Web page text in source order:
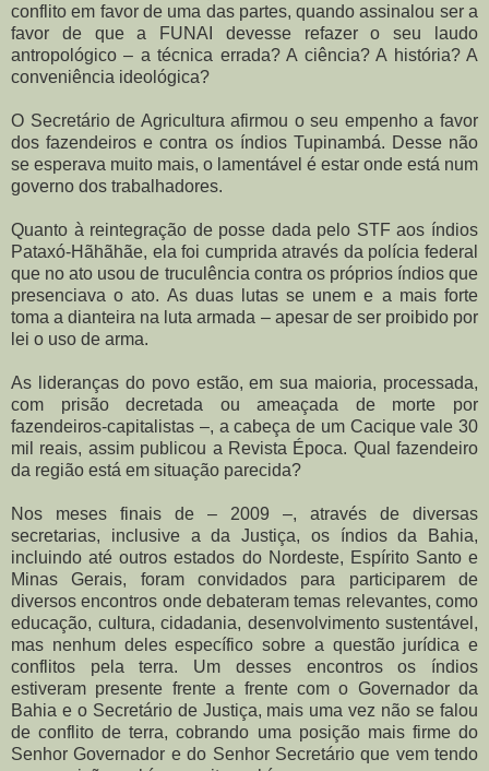
conflito em favor de uma das partes, quando assinalou ser a
favor de que a FUNAI devesse refazer o seu laudo
antropológico – a técnica errada? A ciência? A história? A
conveniência ideológica?
O Secretário de Agricultura afirmou o seu empenho a favor
dos fazendeiros e contra os índios Tupinambá. Desse não
se esperava muito mais, o lamentável é estar onde está num
governo dos trabalhadores.
Quanto à reintegração de posse dada pelo STF aos índios
Pataxó-Hãhãhãe, ela foi cumprida através da polícia federal
que no ato usou de truculência contra os próprios índios que
presenciava o ato. As duas lutas se unem e a mais forte
toma a dianteira na luta armada – apesar de ser proibido por
lei o uso de arma.
As lideranças do povo estão, em sua maioria, processada,
com prisão decretada ou ameaçada de morte por
fazendeiros-capitalistas –, a cabeça de um Cacique vale 30
mil reais, assim publicou a Revista Época. Qual fazendeiro
da região está em situação parecida?
Nos meses finais de – 2009 –, através de diversas
secretarias, inclusive a da Justiça, os índios da Bahia,
incluindo até outros estados do Nordeste, Espírito Santo e
Minas Gerais, foram convidados para participarem de
diversos encontros onde debateram temas relevantes, como
educação, cultura, cidadania, desenvolvimento sustentável,
mas nenhum deles específico sobre a questão jurídica e
conflitos pela terra. Um desses encontros os índios
estiveram presente frente a frente com o Governador da
Bahia e o Secretário de Justiça, mais uma vez não se falou
de conflito de terra, cobrando uma posição mais firme do
Senhor Governador e do Senhor Secretário que vem tendo